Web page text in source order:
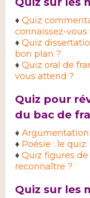
♦Quiz
connaissez-
♦Quiz
bon plan ?
♦Quiz oral de
vous attend ?
Quiz pour
du bac de
♦Argumentation
♦ Poésie : le quiz
♦Quiz figures de
reconnaître ?
Quiz sur les